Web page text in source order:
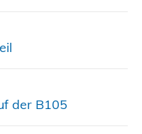
der B105